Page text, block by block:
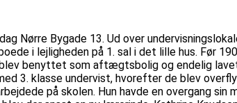
Nørre Bygade 13. Ud over
i lejligheden på 1. sal i det lille hus. Før
benyttet som aftægtsbolig og endelig
3. klasse undervist, hvorefter de blev
på skolen. Hun havde en overgang sin